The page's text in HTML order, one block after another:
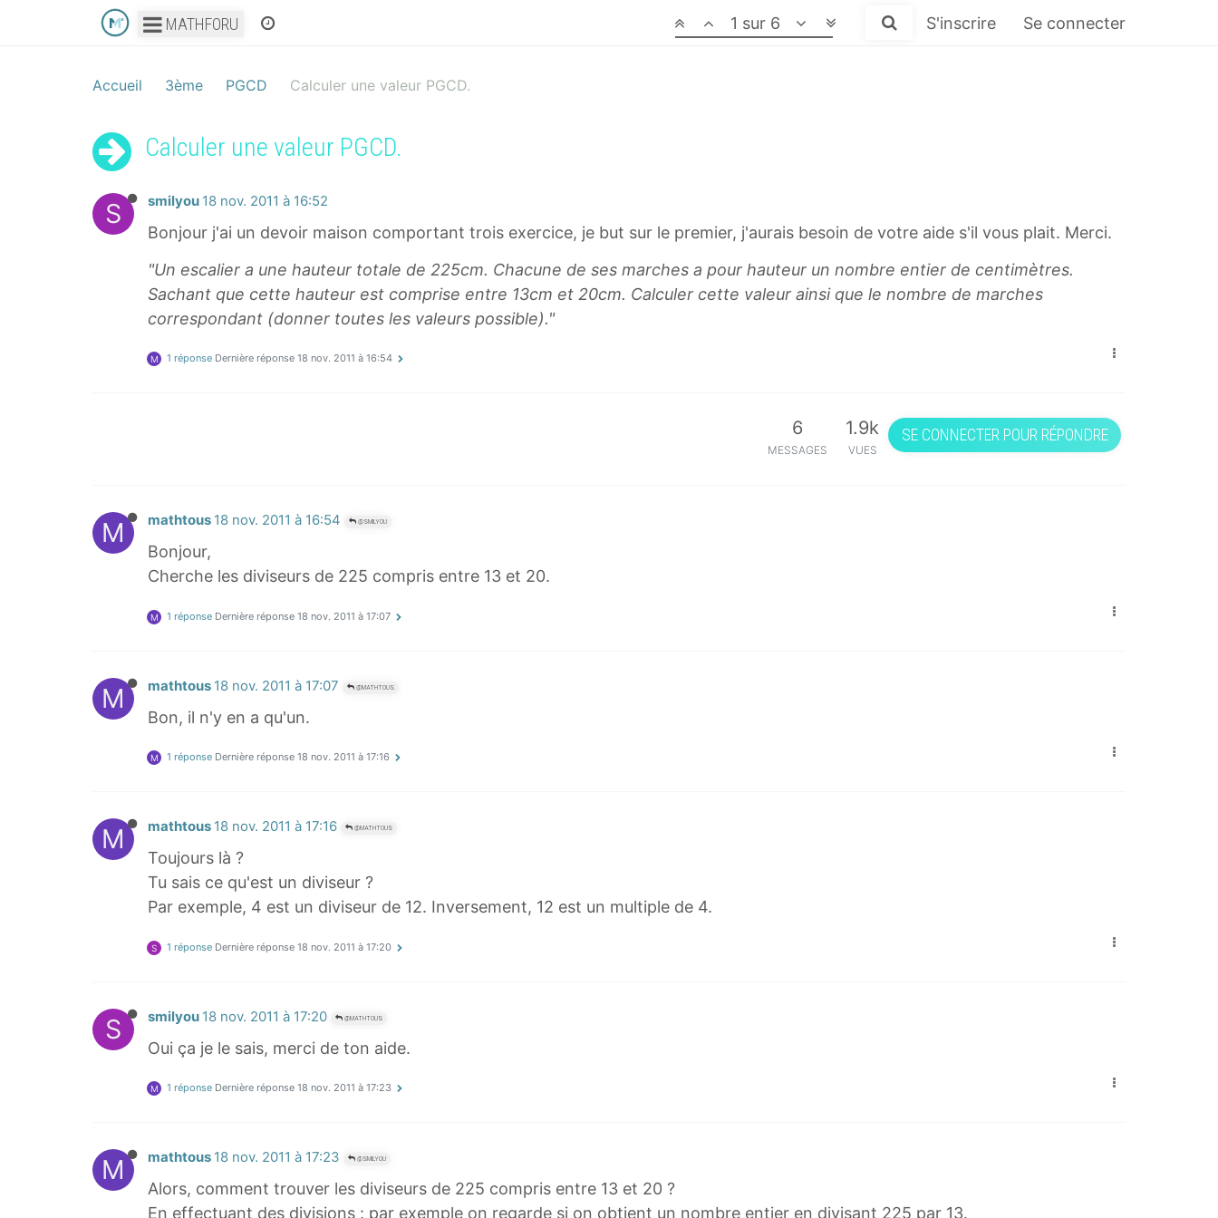
MATHFORU S'inscrire Se connecter
1 sur 6
Accueil 3ème PGCD Calculer une valeur PGCD.
Calculer une valeur PGCD.
S smilyou 18 nov. 2011 à 16:52
Bonjour j'ai un devoir maison comportant trois exercice, je but sur le premier, j'aurais besoin de votre aide s'il vous plait. Merci.
"Un escalier a une hauteur totale de 225cm. Chacune de ses marches a pour hauteur un nombre entier de centimètres.
Sachant que cette hauteur est comprise entre 13cm et 20cm. Calculer cette valeur ainsi que le nombre de marches
correspondant (donner toutes les valeurs possible)."
M 1 réponse Dernière réponse 18 nov. 2011 à 16:54
6
MESSAGES
1.9k
VUES
SE CONNECTER POUR RÉPONDRE
M mathtous 18 nov. 2011 à 16:54 @SMILYOU
Bonjour,
Cherche les diviseurs de 225 compris entre 13 et 20.
M 1 réponse Dernière réponse 18 nov. 2011 à 17:07
M mathtous 18 nov. 2011 à 17:07 @MATHTOUS
Bon, il n'y en a qu'un.
M 1 réponse Dernière réponse 18 nov. 2011 à 17:16
M mathtous 18 nov. 2011 à 17:16 @MATHTOUS
Toujours là ?
Tu sais ce qu'est un diviseur ?
Par exemple, 4 est un diviseur de 12. Inversement, 12 est un multiple de 4.
S 1 réponse Dernière réponse 18 nov. 2011 à 17:20
S smilyou 18 nov. 2011 à 17:20 @MATHTOUS
Oui ça je le sais, merci de ton aide.
M 1 réponse Dernière réponse 18 nov. 2011 à 17:23
M mathtous 18 nov. 2011 à 17:23 @SMILYOU
Alors, comment trouver les diviseurs de 225 compris entre 13 et 20 ?
En effectuant des divisions : par exemple on regarde si on obtient un nombre entier en divisant 225 par 13.